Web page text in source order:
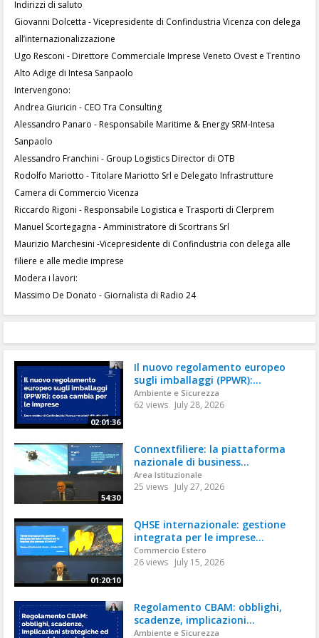
Indirizzi di saluto
Giovanni Dolcetta - Vicepresidente di Confindustria Vicenza con delega
all’internazionalizzazione
Ugo Resconi - Direttore Commerciale Imprese Veneto Ovest e Trentino
Alto Adige di Intesa Sanpaolo
Intervengono:
Andrea Giuricin - CEO Tra Consulting
Alessandro Panaro - Responsabile Maritime & Energy SRM-Intesa
Sanpaolo
Alessandro Franchini - Group Logistics Director di OTB
Rodolfo Mariotto - Titolare Mariotto Srl e Delegato Infrastrutture
Camera di Commercio Vicenza
Riccardo Rigoni - Responsabile Logistica e Trasporti di Clerprem
Manuel Scortegagna - Amministratore di Scortrans Srl
Maurizio Marchesini -Vicepresidente di Confindustria con delega alle
filiere e alle medie imprese
Modera i lavori:
Massimo De Donato - Giornalista di Radio 24
02:01:36
Il nuovo regolamento europeo
sugli imballaggi (PPWR):...
Ambiente e Sicurezza
62 views July 28, 2026
54:30
Connextfiliere: la piattaforma
nazionale di business...
Area Istituzionale
25 views July 27, 2026
01:20:10
QHSE internazionale: gestione
integrata per le imprese...
Commercio Estero
26 views July 15, 2026
Regolamento CBAM: obblighi,
scadenze, implicazioni...
Ambiente e Sicurezza